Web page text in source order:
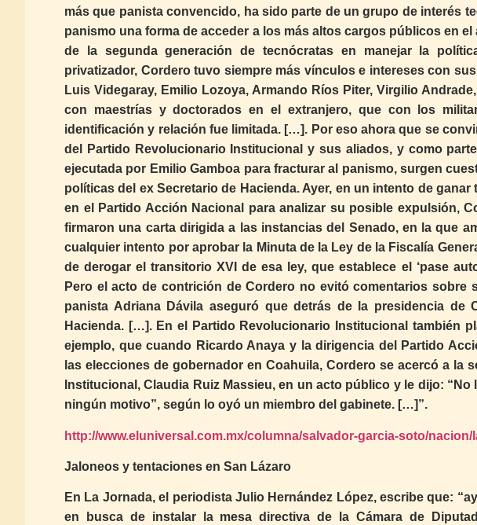
más que panista convencido, ha sido parte de un grupo de interés
panismo una forma de acceder a los más altos cargos públicos en
de la segunda generación de tecnócratas en manejar la
privatizador, Cordero tuvo siempre más vínculos e intereses con
Luis Videgaray, Emilio Lozoya, Armando Ríos Piter, Virgilio
con maestrías y doctorados en el extranjero, que con los
identificación y relación fue limitada. […]. Por eso ahora que se
del Partido Revolucionario Institucional y sus aliados, y como
ejecutada por Emilio Gamboa para fracturar al panismo, surgen
políticas del ex Secretario de Hacienda. Ayer, en un intento de
en el Partido Acción Nacional para analizar su posible expulsión,
firmaron una carta dirigida a las instancias del Senado, en la que
cualquier intento por aprobar la Minuta de la Ley de la Fiscalía
de derogar el transitorio XVI de esa ley, que establece el ‘pase
Pero el acto de contrición de Cordero no evitó comentarios sobre
panista Adriana Dávila aseguró que detrás de la presidencia de
Hacienda. […]. En el Partido Revolucionario Institucional también
ejemplo, que cuando Ricardo Anaya y la dirigencia del Partido
las elecciones de gobernador en Coahuila, Cordero se acercó a la
Institucional, Claudia Ruiz Massieu, en un acto público y le dijo:
ningún motivo”, según lo oyó un miembro del gabinete. […]”.
http://www.eluniversal.com.mx/columna/salvador-garcia-soto/
Jaloneos y tentaciones en San Lázaro
En La Jornada, el periodista Julio Hernández López, escribe que:
en busca de instalar la mesa directiva de la Cámara de